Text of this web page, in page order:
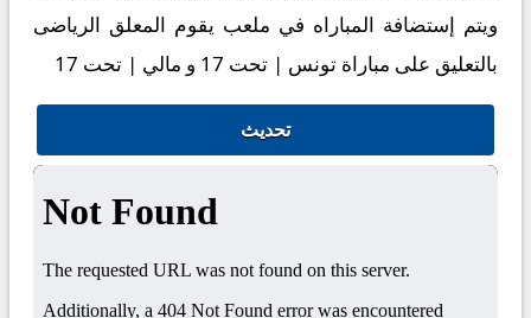
ويتم إستضافة المباراه في ملعب يقوم المعلق الرياضى
بالتعليق على مباراة تونس | تحت 17 و مالي | تحت 17
تحديث